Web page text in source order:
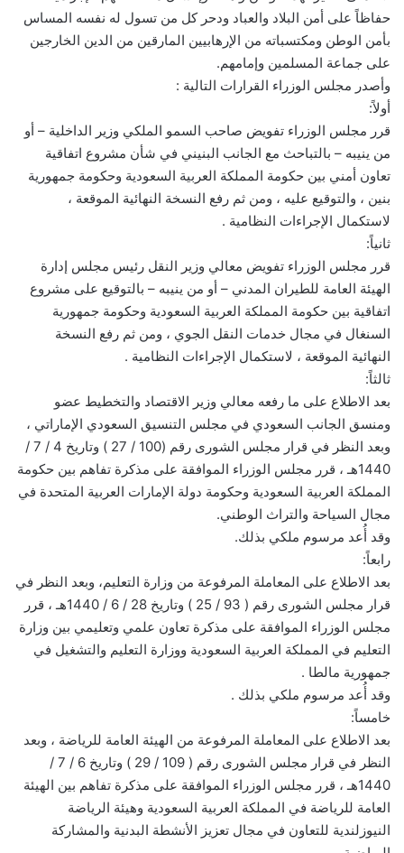
حفاظاً على أمن البلاد والعباد ودحر كل من تسول له نفسه المساس
بأمن الوطن ومكتسباته من الإرهابيين المارقين من الدين الخارجين
على جماعة المسلمين وإمامهم.
وأصدر مجلس الوزراء القرارات التالية :
أولاً:
قرر مجلس الوزراء تفويض صاحب السمو الملكي وزير الداخلية – أو
من ينيبه – بالتباحث مع الجانب البنيني في شأن مشروع اتفاقية
تعاون أمني بين حكومة المملكة العربية السعودية وحكومة جمهورية
بنين ، والتوقيع عليه ، ومن ثم رفع النسخة النهائية الموقعة ،
لاستكمال الإجراءات النظامية .
ثانياً:
قرر مجلس الوزراء تفويض معالي وزير النقل رئيس مجلس إدارة
الهيئة العامة للطيران المدني – أو من ينيبه – بالتوقيع على مشروع
اتفاقية بين حكومة المملكة العربية السعودية وحكومة جمهورية
السنغال في مجال خدمات النقل الجوي ، ومن ثم رفع النسخة
النهائية الموقعة ، لاستكمال الإجراءات النظامية .
ثالثاً:
بعد الاطلاع على ما رفعه معالي وزير الاقتصاد والتخطيط عضو
ومنسق الجانب السعودي في مجلس التنسيق السعودي الإماراتي ،
وبعد النظر في قرار مجلس الشورى رقم (100 / 27 ) وتاريخ 4 / 7 /
1440هـ ، قرر مجلس الوزراء الموافقة على مذكرة تفاهم بين حكومة
المملكة العربية السعودية وحكومة دولة الإمارات العربية المتحدة في
مجال السياحة والتراث الوطني.
وقد أُعد مرسوم ملكي بذلك.
رابعاً:
بعد الاطلاع على المعاملة المرفوعة من وزارة التعليم، وبعد النظر في
قرار مجلس الشورى رقم ( 93 / 25 ) وتاريخ 28 / 6 / 1440هـ ، قرر
مجلس الوزراء الموافقة على مذكرة تعاون علمي وتعليمي بين وزارة
التعليم في المملكة العربية السعودية ووزارة التعليم والتشغيل في
جمهورية مالطا .
وقد أُعد مرسوم ملكي بذلك .
خامساً:
بعد الاطلاع على المعاملة المرفوعة من الهيئة العامة للرياضة ، وبعد
النظر في قرار مجلس الشورى رقم ( 109 / 29 ) وتاريخ 6 / 7 /
1440هـ ، قرر مجلس الوزراء الموافقة على مذكرة تفاهم بين الهيئة
العامة للرياضة في المملكة العربية السعودية وهيئة الرياضة
النيوزلندية للتعاون في مجال تعزيز الأنشطة البدنية والمشاركة